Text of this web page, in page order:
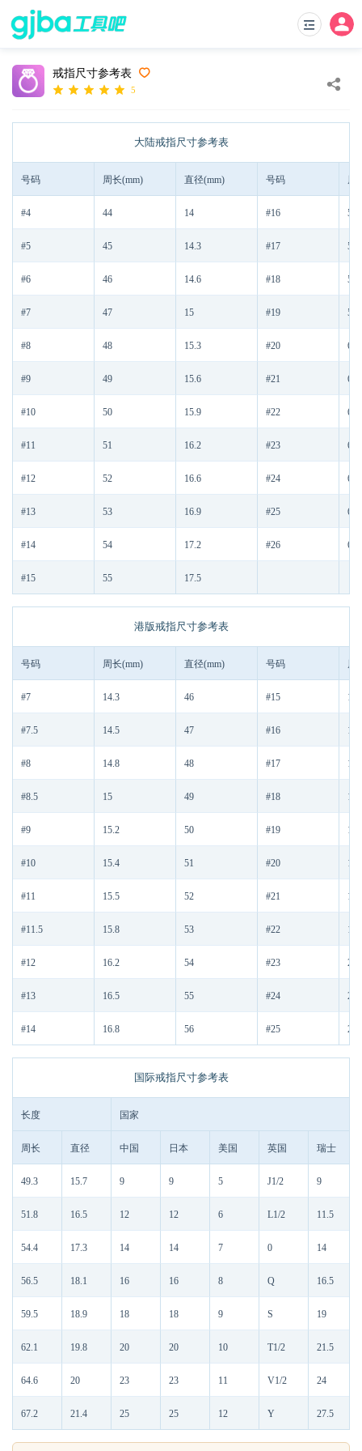
戒指尺寸参考表
5
大陆戒指尺寸参考表
号码 周长(mm) 直径(mm) 号码 周
#4 44 14 #16 56
#5 45 14.3 #17 57
#6 46 14.6 #18 58
#7 47 15 #19 59
#8 48 15.3 #20 60
#9 49 15.6 #21 61
#10 50 15.9 #22 62
#11 51 16.2 #23 63
#12 52 16.6 #24 64
#13 53 16.9 #25 65
#14 54 17.2 #26 66
#15 55 17.5
港版戒指尺寸参考表
号码 周长(mm) 直径(mm) 号码 周
#7 14.3 46 #15
#7.5 14.5 47 #16
#8 14.8 48 #17
#8.5 15 49 #18
#9 15.2 50 #19
#10 15.4 51 #20 19
#11 15.5 52 #21
#11.5 15.8 53 #22
#12 16.2 54 #23 20
#13 16.5 55 #24
#14 16.8 56 #25
国际戒指尺寸参考表
长度 国家
周长 直径 中国 日本 美国 英国 瑞士
49.3 15.7 9 9 5 J1/2 9
51.8 16.5 12 12 6 L1/2 11.5
54.4 17.3 14 14 7 0 14
56.5 18.1 16 16 8 Q 16.5
59.5 18.9 18 18 9 S 19
62.1 19.8 20 20 10 T1/2 21.5
64.6 20 23 23 11 V1/2 24
67.2 21.4 25 25 12 Y 27.5